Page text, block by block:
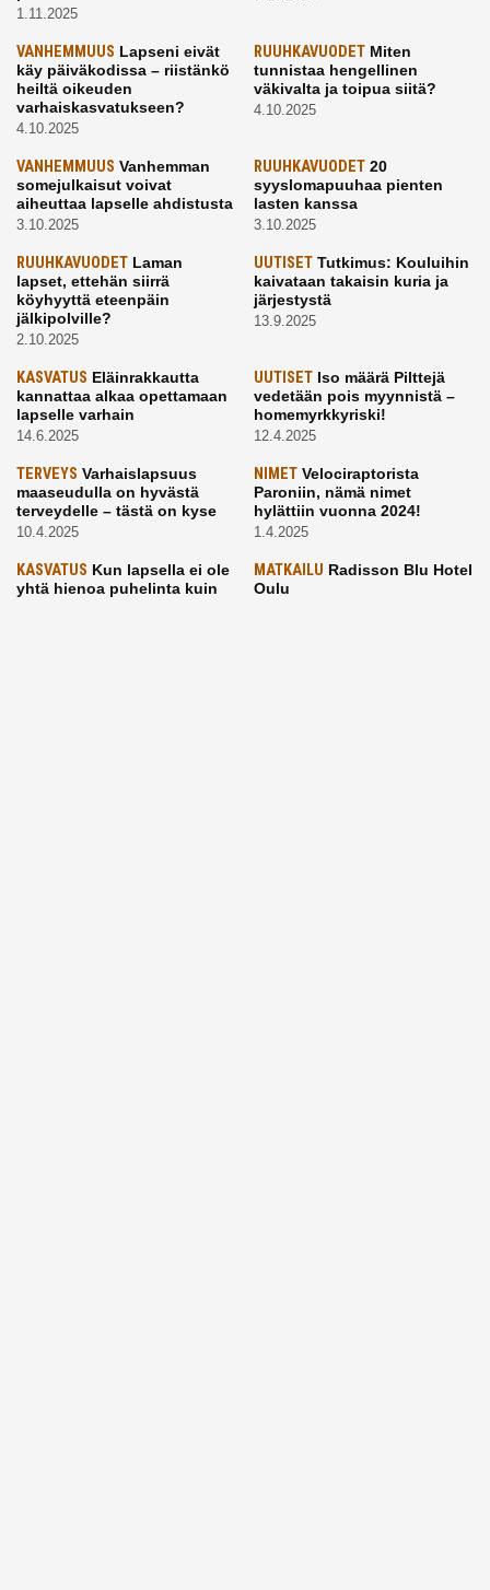
1.11.2025
VANHEMMUUS Lapseni eivät
käy päiväkodissa – riistänkö
heiltä oikeuden
varhaiskasvatukseen?
4.10.2025
RUUHKAVUODETMiten
tunnistaa hengellinen
väkivalta ja toipua siitä?
4.10.2025
VANHEMMUUS Vanhemman
somejulkaisut voivat
aiheuttaa lapselle ahdistusta
3.10.2025
RUUHKAVUODET20
syyslomapuuhaa pienten
lasten kanssa
3.10.2025
RUUHKAVUODET Laman
lapset, ettehän siirrä
köyhyyttä eteenpäin
jälkipolville?
2.10.2025
UUTISETTutkimus: Kouluihin
kaivataan takaisin kuria ja
järjestystä
13.9.2025
KASVATUS Eläinrakkautta
kannattaa alkaa opettamaan
lapselle varhain
14.6.2025
UUTISETIso määrä Pilttejä
vedetään pois myynnistä –
homemyrkkyriski!
12.4.2025
TERVEYS Varhaislapsuus
maaseudulla on hyvästä
terveydelle – tästä on kyse
10.4.2025
NIMETVelociraptorista
Paroniin, nämä nimet
hylättiin vuonna 2024!
1.4.2025
KASVATUS Kun lapsella ei ole
yhtä hienoa puhelinta kuin
MATKAILU Radisson Blu Hotel
Oulu